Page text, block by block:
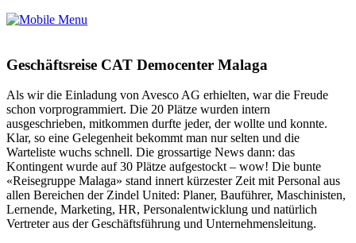
Geschäftsreise CAT Democenter Malaga
Als wir die Einladung von Avesco AG erhielten, war die Freude
schon vorprogrammiert. Die 20 Plätze wurden intern
ausgeschrieben, mitkommen durfte jeder, der wollte und konnte.
Klar, so eine Gelegenheit bekommt man nur selten und die
Warteliste wuchs schnell. Die grossartige News dann: das
Kontingent wurde auf 30 Plätze aufgestockt – wow! Die bunte
«Reisegruppe Malaga» stand innert kürzester Zeit mit Personal aus
allen Bereichen der Zindel United: Planer, Bauführer, Maschinisten,
Lernende, Marketing, HR, Personalentwicklung und natürlich
Vertreter aus der Geschäftsführung und Unternehmensleitung.